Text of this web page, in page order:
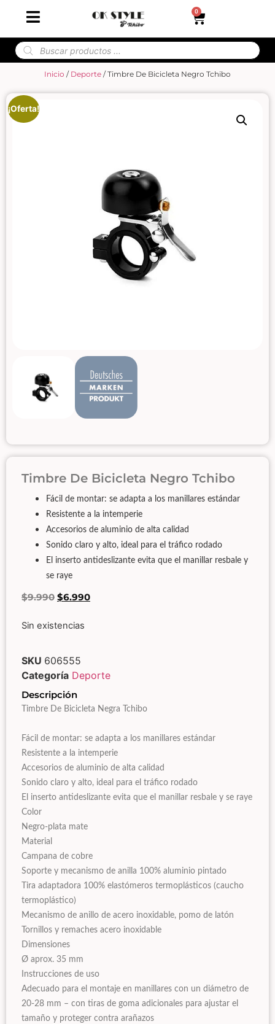
0
Inicio / Deporte / Timbre De Bicicleta Negro Tchibo
¡Oferta!
Timbre De Bicicleta Negro Tchibo
Fácil de montar: se adapta a los manillares estándar
Resistente a la intemperie
Accesorios de aluminio de alta calidad
Sonido claro y alto, ideal para el tráfico rodado
El inserto antideslizante evita que el manillar resbale y
se raye
$9.990 $6.990
Sin existencias
SKU 606555
Categoría Deporte
Descripción
Timbre De Bicicleta Negra Tchibo
Fácil de montar: se adapta a los manillares estándar
Resistente a la intemperie
Accesorios de aluminio de alta calidad
Sonido claro y alto, ideal para el tráfico rodado
El inserto antideslizante evita que el manillar resbale y se raye
Color
Negro-plata mate
Material
Campana de cobre
Soporte y mecanismo de anilla 100% aluminio pintado
Tira adaptadora 100% elastómeros termoplásticos (caucho
termoplástico)
Mecanismo de anillo de acero inoxidable, pomo de latón
Tornillos y remaches acero inoxidable
Dimensiones
Ø aprox. 35 mm
Instrucciones de uso
Adecuado para el montaje en manillares con un diámetro de
20-28 mm – con tiras de goma adicionales para ajustar el
tamaño y proteger contra arañazos